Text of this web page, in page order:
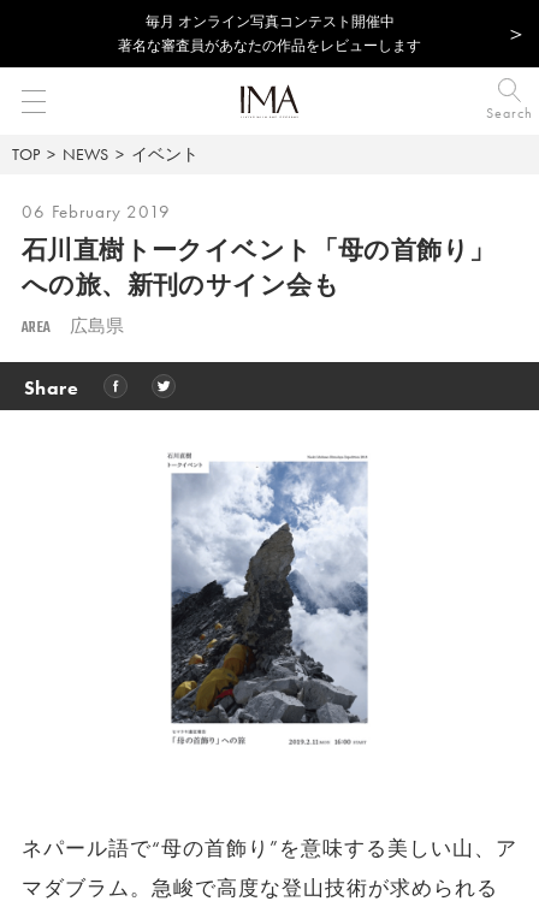
毎⽉ オンライン写真コンテスト開催中
著名な審査員があなたの作品をレビューします
Search
TOP NEWS イベント
06 February 2019
石川直樹トークイベント「母の首飾り」
への旅、 新刊のサイン会も
AREA 広島県
Share
ネパール語で“母の首飾り”を意味する美しい山、ア
マダブラム。急峻で高度な登山技術が求められる